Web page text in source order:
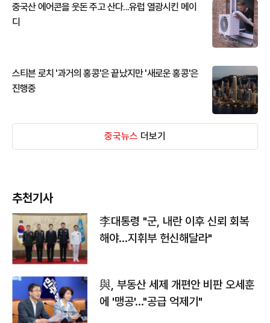
중국산 에어콘을 웃돈 주고 산다...유럽 열광시킨 메이
디
스티븐 로치 '과거의 홍콩'은 끝났지만 '새로운 홍콩'은
진행중
중국뉴스 더보기
추천기사
李대통령 "군, 내란 이후 신뢰 회복
해야…지휘부 헌신해달라"
與, 부동산 세제 개편안 비판 오세훈
에 '맹공'…"공급 억제기"